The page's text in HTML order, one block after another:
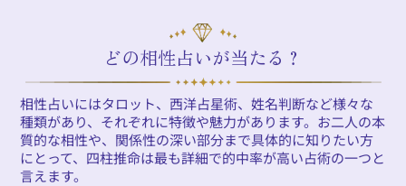
どの相性占いが当たる？
相性占いにはタロット、西洋占星術、姓名判断など様々な
種類があり、それぞれに特徴や魅力があります。お二人の本
質的な相性や、関係性の深い部分まで具体的に知りたい方
にとって、四柱推命は最も詳細で的中率が高い占術の一つと
言えます。